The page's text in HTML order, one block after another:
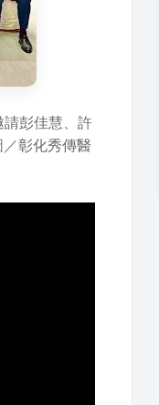
彭佳慧、許
彰化秀傳醫